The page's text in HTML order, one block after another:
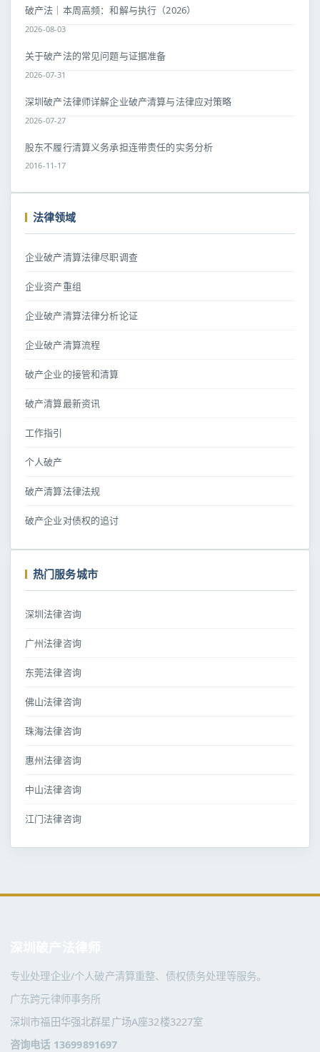
破产法｜本周高频：和解与执行（2026）
2026-08-03
关于破产法的常见问题与证据准备
2026-07-31
深圳破产法律师详解企业破产清算与法律应对策略
2026-07-27
股东不履行清算义务承担连带责任的实务分析
2016-11-17
法律领域
企业破产清算法律尽职调查
企业资产重组
企业破产清算法律分析论证
企业破产清算流程
破产企业的接管和清算
破产清算最新资讯
工作指引
个人破产
破产清算法律法规
破产企业对债权的追讨
热门服务城市
深圳法律咨询
广州法律咨询
东莞法律咨询
佛山法律咨询
珠海法律咨询
惠州法律咨询
中山法律咨询
江门法律咨询
专业处理企业/个人破产清算重整、债权债务处理等服务。
广东跨元律师事务所
深圳市福田华强北群星广场A座32楼3227室
咨询电话 13699891697